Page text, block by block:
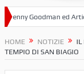
Goodman ed Artie
HOME NOTIZIE
IL
TEMPIO DI SAN BIAGIO